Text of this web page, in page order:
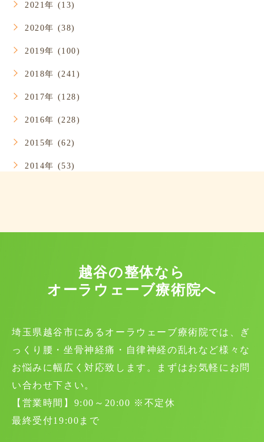
2021年 (13)
2020年 (38)
2019年 (100)
2018年 (241)
2017年 (128)
2016年 (228)
2015年 (62)
2014年 (53)
越谷の整体なら
オーラウェーブ療術院へ
埼玉県越谷市にあるオーラウェーブ療術院では、ぎ
っくり腰・坐骨神経痛・自律神経の乱れなど様々な
お悩みに幅広く対応致します。まずはお気軽にお問
い合わせ下さい。
【営業時間】9:00～20:00 ※不定休
最終受付19:00まで